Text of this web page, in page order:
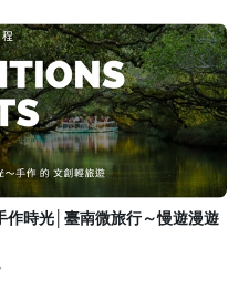
作時光│臺南微旅行～慢遊漫遊